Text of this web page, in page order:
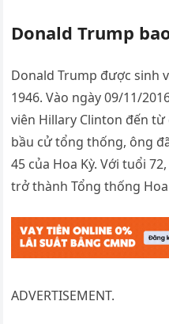
Donald Trump
Donald Trump được sinh
1946. Vào ngày 09/11/
viên Hillary Clinton đến
bầu cử tổng thống, ông
45 của Hoa Kỳ. Với tuổi
trở thành Tổng thống Hoa
ADVERTISEMENT.